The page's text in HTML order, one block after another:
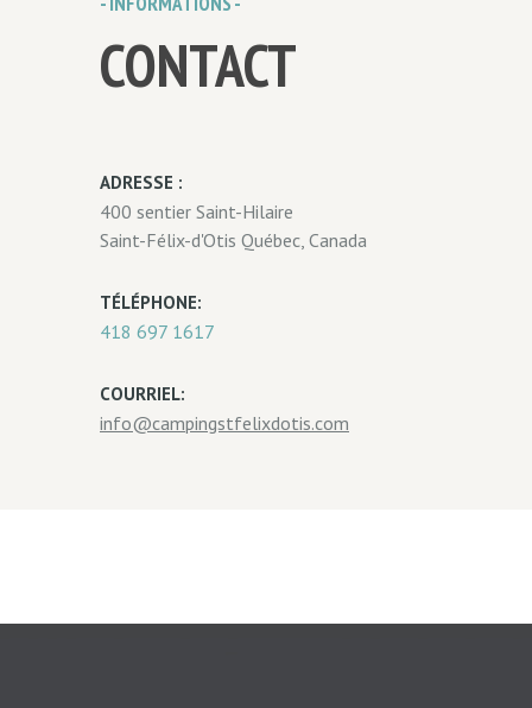
CONTACT
ADRESSE :
400 sentier Saint-Hilaire
Saint-Félix-d'Otis Québec, Canada
TÉLÉPHONE:
418 697 1617
COURRIEL:
info@campingstfelixdotis.com